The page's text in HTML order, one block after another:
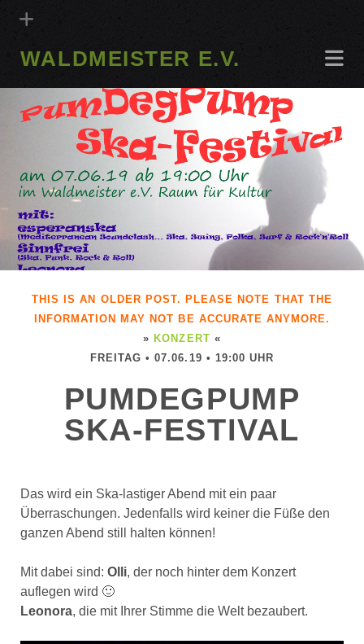
WALDMEISTER E.V.
THIS IS AN OLDER POST. PLEASE NOTE THAT THE
INFORMATION MAY NOT BE ACCURATE ANYMORE.
» KONZERT «
FREITAG • 07.06.19 • 19:00 UHR
PUMDEGPUMP
SKA-FESTIVAL
Das wird ein Ska-lastiger Abend mit ein paar
Überraschungen. Jedenfalls wird keiner die Füße den
ganzen Abend still halten können!
Mit dabei sind: Olli, der noch hinter dem Konzert
auflegen wird 🙂
Leonora, die mit Ihrer Stimme die Welt bezaubert.